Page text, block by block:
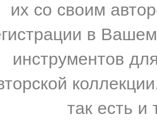
их со своим
в
инструментов
так есть и